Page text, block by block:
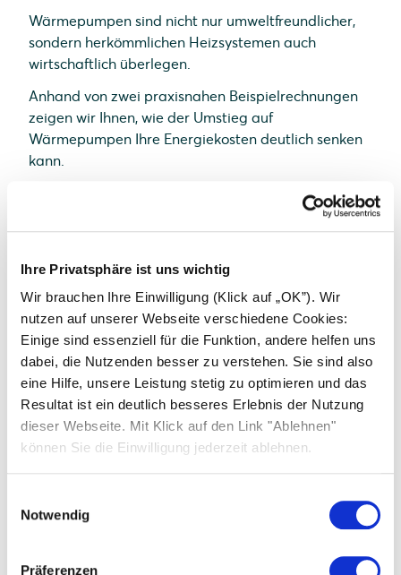
Ihre Privatsphäre ist uns wichtig
Wir brauchen Ihre Einwilligung (Klick auf „OK”). Wir
nutzen auf unserer Webseite verschiedene Cookies:
Einige sind essenziell für die Funktion, andere helfen uns
dabei, die Nutzenden besser zu verstehen. Sie sind also
eine Hilfe, unsere Leistung stetig zu optimieren und das
Resultat ist ein deutlich besseres Erlebnis der Nutzung
dieser Webseite. Mit Klick auf den Link "Ablehnen"
können Sie die Einwilligung jederzeit ablehnen.
Notwendig
Präferenzen
Wärmepumpen sind nicht nur umweltfreundlicher,
sondern herkömmlichen Heizsystemen auch
wirtschaftlich überlegen.
Anhand von zwei praxisnahen Beispielrechnungen
zeigen wir Ihnen, wie der Umstieg auf
Wärmepumpen Ihre Energiekosten deutlich senken
kann.
Ausgangspunkt:
Gasheizung (22 Jahre alt)
Jährlicher Verbrauch: 35.000 kWh
Anschaffungskosten
Beispiel 2
Ausgangspunkt:
Ölheizung (3.300 l Verbrauch)
Haushaltseinkommen: < 40.000 €/a (Zwei
Stiebel Eltron Wärmepumpen